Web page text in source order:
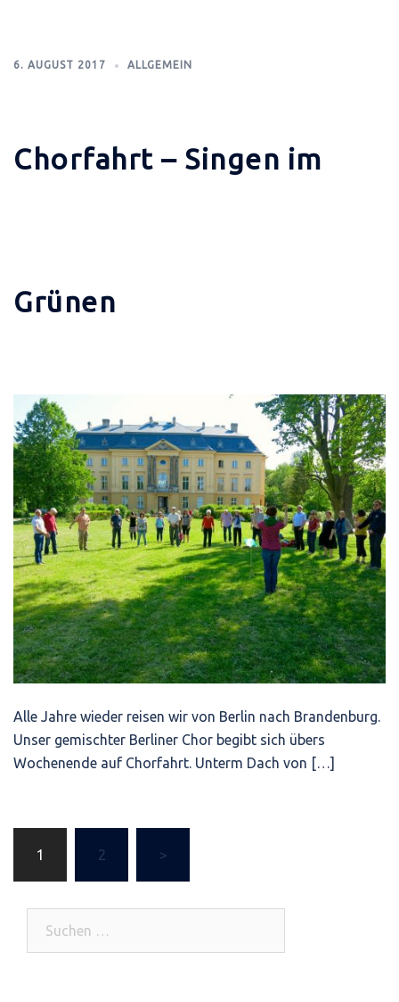
6. AUGUST 2017 ALLGEMEIN
Chorfahrt – Singen im
Grünen
Alle Jahre wieder reisen wir von Berlin nach Brandenburg.
Unser gemischter Berliner Chor begibt sich übers
Wochenende auf Chorfahrt. Unterm Dach von […]
Beitragsnavigation
1 2 >